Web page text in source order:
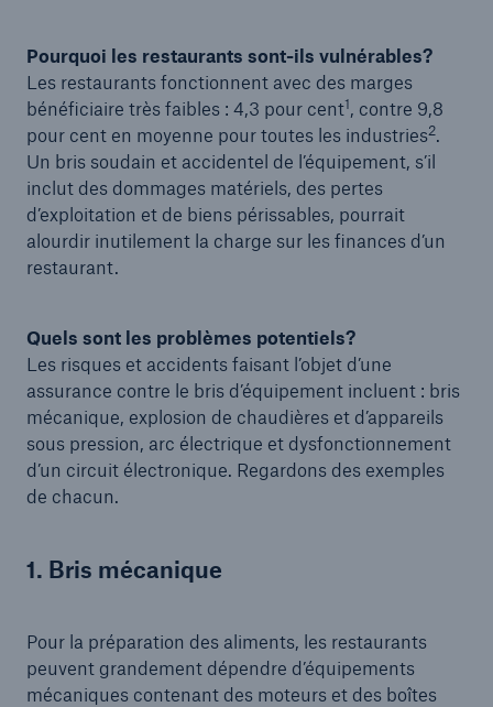
Pourquoi les restaurants sont-ils vulnérables?
Les restaurants fonctionnent avec des marges
bénéficiaire très faibles : 4,3 pour cent1, contre 9,8
pour cent en moyenne pour toutes les industries2.
Un bris soudain et accidentel de l’équipement, s’il
inclut des dommages matériels, des pertes
d’exploitation et de biens périssables, pourrait
alourdir inutilement la charge sur les finances d’un
restaurant.
Quels sont les problèmes potentiels?
Les risques et accidents faisant l’objet d’une
assurance contre le bris d’équipement incluent : bris
mécanique, explosion de chaudières et d’appareils
sous pression, arc électrique et dysfonctionnement
d’un circuit électronique. Regardons des exemples
de chacun.
1. Bris mécanique
Pour la préparation des aliments, les restaurants
peuvent grandement dépendre d’équipements
mécaniques contenant des moteurs et des boîtes